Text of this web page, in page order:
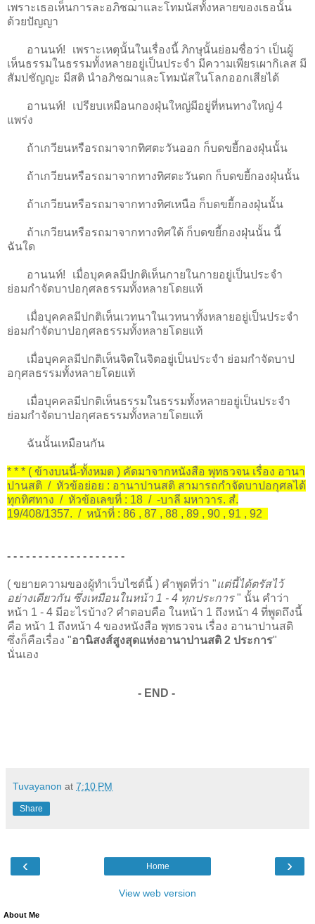
เพราะเธอเห็นการละอภิชฌาและโทมนัสทั้งหลายของเธอนั้น
ด้วยปัญญา
อานนท์! เพราะเหตุนั้นในเรื่องนี้ ภิกษุนั้นย่อมชื่อว่า เป็นผู้
เห็นธรรมในธรรมทั้งหลายอยู่เป็นประจำ มีความเพียรเผากิเลส มี
สัมปชัญญะ มีสติ นำอภิชฌาและโทมนัสในโลกออกเสียได้
อานนท์! เปรียบเหมือนกองฝุ่นใหญ่มีอยู่ที่หนทางใหญ่ 4
แพร่ง
ถ้าเกวียนหรือรถมาจากทิศตะวันออก ก็บดขยี้กองฝุ่นนั้น
ถ้าเกวียนหรือรถมาจากทางทิศตะวันตก ก็บดขยี้กองฝุ่นนั้น
ถ้าเกวียนหรือรถมาจากทางทิศเหนือ ก็บดขยี้กองฝุ่นนั้น
ถ้าเกวียนหรือรถมาจากทางทิศใต้ ก็บดขยี้กองฝุ่นนั้น นี้
ฉันใด
อานนท์! เมื่อบุคคลมีปกติเห็นกายในกายอยู่เป็นประจำ
ย่อมกำจัดบาปอกุศลธรรมทั้งหลายโดยแท้
เมื่อบุคคลมีปกติเห็นเวทนาในเวทนาทั้งหลายอยู่เป็นประจำ
ย่อมกำจัดบาปอกุศลธรรมทั้งหลายโดยแท้
เมื่อบุคคลมีปกติเห็นจิตในจิตอยู่เป็นประจำ ย่อมกำจัดบาป
อกุศลธรรมทั้งหลายโดยแท้
เมื่อบุคคลมีปกติเห็นธรรมในธรรมทั้งหลายอยู่เป็นประจำ
ย่อมกำจัดบาปอกุศลธรรมทั้งหลายโดยแท้
ฉันนั้นเหมือนกัน
* * * ( ข้างบนนี้-ทั้งหมด ) คัดมาจากหนังสือ พุทธวจน เรื่อง อานา
ปานสติ / หัวข้อย่อย : อานาปานสติ สามารถกำจัดบาปอกุศลได้
ทุกทิศทาง / หัวข้อเลขที่ : 18 / -บาลี มหาวาร. สํ.
19/408/1357. / หน้าที่ : 86 , 87 , 88 , 89 , 90 , 91 , 92
- - - - - - - - - - - - - - - - - - -
( ขยายความของผู้ทำเว็บไซต์นี้ ) คำพูดที่ว่า "แต่นี้ได้ตรัสไว้
อย่างเดียวกัน ซึ่งเหมือนในหน้า 1 - 4 ทุกประการ" นั้น คำว่า
หน้า 1 - 4 มีอะไรบ้าง? คำตอบคือ ในหน้า 1 ถึงหน้า 4 ที่พูดถึงนี้
คือ หน้า 1 ถึงหน้า 4 ของหนังสือ พุทธวจน เรื่อง อานาปานสติ
ซึ่งก็คือเรื่อง "อานิสงส์สูงสุดแห่งอานาปานสติ 2 ประการ"
นั่นเอง
- END -
Tuvayanon at 7:10 PM
Share
‹ ›
Home
View web version
About Me